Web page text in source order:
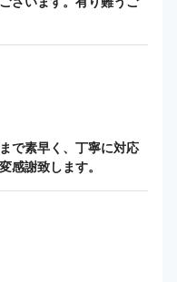
で素早く、丁寧に対応
感謝致します。